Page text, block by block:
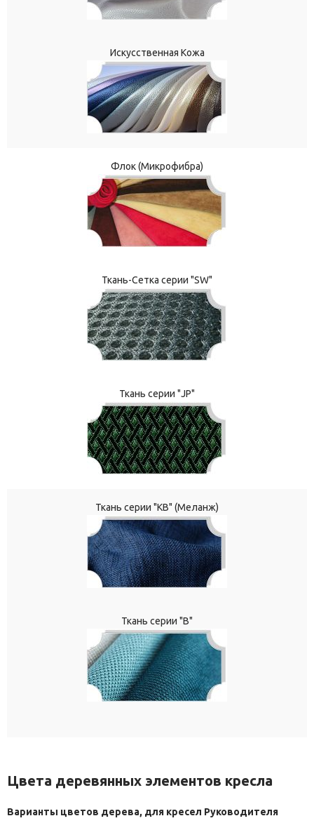
Искусственная Кожа
Флок (Микрофибра)
Ткань-Сетка серии "SW"
Ткань серии "JP"
Ткань серии "КВ" (Меланж)
Ткань серии "В"
Цвета деревянных элементов кресла
Варианты цветов дерева, для кресел Руководителя